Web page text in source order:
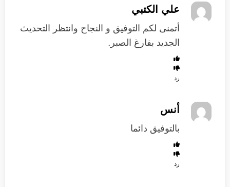
علي الكتبي
أتمنى لكم التوفيق و النجاح وانتظر التحديث
الجديد بفارغ الصبر.
رد
أنس
بالتوفيق دائما
رد